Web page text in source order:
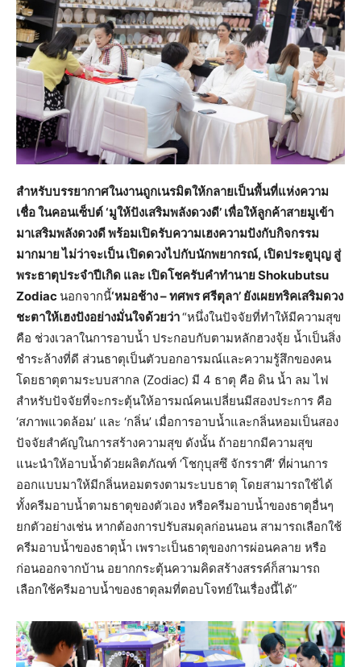
สำหรับบรรยากาศในงานถูกเนรมิตให้กลายเป็นพื้นที่แห่งความ
เชื่อ ในคอนเซ็ปต์‘มูให้ปังเสริมพลังดวงดี’ เพื่อให้ลูกค้าสายมูเข้า
มาเสริมพลังดวงดี พร้อมเปิดรับความเฮงความปังกับกิจกรรม
มากมาย ไม่ว่าจะเป็น เปิดดวงไปกับนักพยากรณ์, เปิดประตูบุญ สู่
พระธาตุประจำปีเกิด และ เปิดโชครับคำทำนาย Shokubutsu
Zodiacนอกจากนี้‘หมอช้าง – ทศพร ศรีตุลา’ ยังเผยทริคเสริมดวง
ชะตาให้เฮงปังอย่างมั่นใจด้วยว่า“หนึ่งในปัจจัยที่ทำให้มีความสุข
คือ ช่วงเวลาในการอาบน้ำ ประกอบกับตามหลักฮวงจุ้ย น้ำเป็นสิ่ง
ชำระล้างที่ดี ส่วนธาตุเป็นตัวบอกอารมณ์และความรู้สึกของคน
โดยธาตุตามระบบสากล (Zodiac) มี 4 ธาตุ คือ ดิน น้ำ ลม ไฟ
สำหรับปัจจัยที่จะกระตุ้นให้อารมณ์คนเปลี่ยนมีสองประการ คือ
‘สภาพแวดล้อม’ และ ‘กลิ่น’ เมื่อการอาบน้ำและกลิ่นหอมเป็นสอง
ปัจจัยสำคัญในการสร้างความสุข ดังนั้น ถ้าอยากมีความสุข
แนะนำให้อาบน้ำด้วยผลิตภัณฑ์ ‘โชกุบุสซึ จักรราศี’ ที่ผ่านการ
ออกแบบมาให้มีกลิ่นหอมตรงตามระบบธาตุ โดยสามารถใช้ได้
ทั้งครีมอาบน้ำตามธาตุของตัวเอง หรือครีมอาบน้ำของธาตุอื่นๆ
ยกตัวอย่างเช่น หากต้องการปรับสมดุลก่อนนอน สามารถเลือกใช้
ครีมอาบน้ำของธาตุน้ำ เพราะเป็นธาตุของการผ่อนคลาย หรือ
ก่อนออกจากบ้าน อยากกระตุ้นความคิดสร้างสรรค์ก็สามารถ
เลือกใช้ครีมอาบน้ำของธาตุลมที่ตอบโจทย์ในเรื่องนี้ได้”